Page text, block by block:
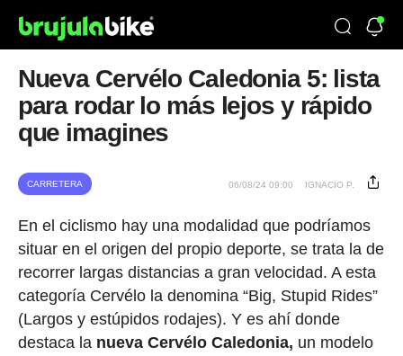
Nueva Cervélo Caledonia 5: lista
para rodar lo más lejos y rápido
que imagines
CARRETERA 06/08/24 09:00 IGNACIO P.
En el ciclismo hay una modalidad que podríamos
situar en el origen del propio deporte, se trata la de
recorrer largas distancias a gran velocidad. A esta
categoría Cervélo la denomina “Big, Stupid Rides”
(Largos y estúpidos rodajes). Y es ahí donde
destaca la nueva Cervélo Caledonia, un modelo